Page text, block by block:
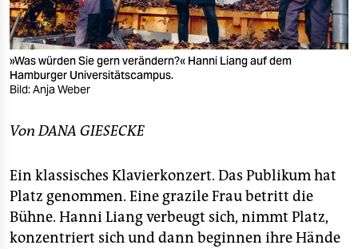
veranstaltungen
shop
fragen & hilfe
genossenschaft
epaper login
»Was würden Sie gern verändern?« Hanni Liang auf dem
Hamburger Universitätscampus.
Bild: Anja Weber
Von DANA GIESECKE
Ein klassisches Klavierkonzert. Das Publikum hat
Platz genommen. Eine grazile Frau betritt die
Bühne. Hanni Liang verbeugt sich, nimmt Platz,
konzentriert sich und dann beginnen ihre Hände